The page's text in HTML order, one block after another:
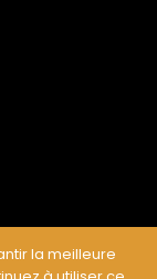
la meilleure